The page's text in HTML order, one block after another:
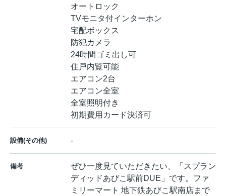
オートロック
TVモニタ付インターホン
宅配ボックス
防犯カメラ
24時間ゴミ出し可
住戸内覧可能
エアコン2台
エアコン全室
全室照明付き
初期費用カード決済可
設備(その他) -
備考
ぜひ一度見ていただきたい、「スプラン
ディッドあびこ駅前DUE」です。ファ
ミリーマート 地下鉄あびこ駅南店まで